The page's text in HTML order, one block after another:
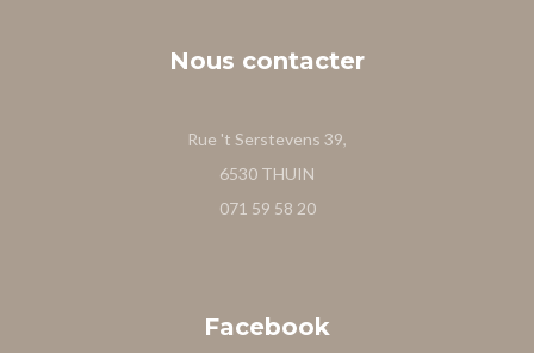
Nous contacter
Rue 't Serstevens 39,
6530 THUIN
071 59 58 20
Facebook